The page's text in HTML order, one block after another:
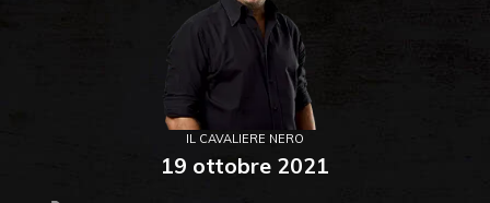
IL CAVALIERE NERO
19 ottobre 2021